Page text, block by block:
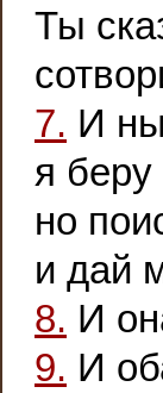
Ты
7. И
я
но
и дай
8. И
9. И